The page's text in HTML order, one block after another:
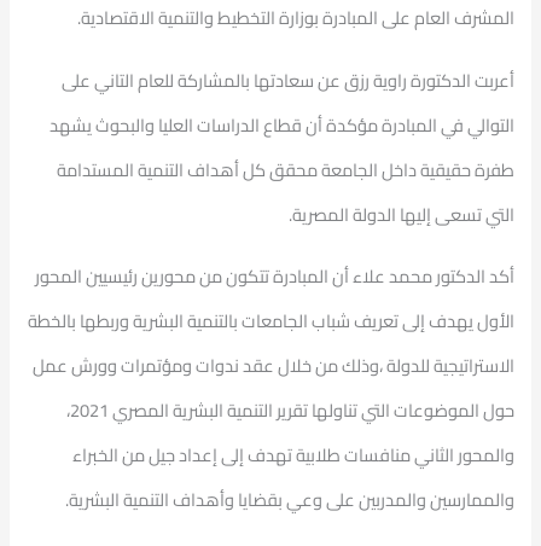
المشرف العام على المبادرة بوزارة التخطيط والتنمية الاقتصادية.
أعربت الدكتورة راوية رزق عن سعادتها بالمشاركة للعام التاني على
التوالي في المبادرة مؤكدة أن قطاع الدراسات العليا والبحوث يشهد
طفرة حقيقية داخل الجامعة محقق كل أهداف التنمية المستدامة
التي تسعى إليها الدولة المصرية.
أكد الدكتور محمد علاء أن المبادرة تتكون من محورين رئيسيين المحور
الأول يهدف إلى تعريف شباب الجامعات بالتنمية البشرية وربطها بالخطة
الاستراتيجية للدولة ،وذلك من خلال عقد ندوات ومؤتمرات وورش عمل
حول الموضوعات التي تناولها تقرير التنمية البشرية المصري 2021،
والمحور الثاني منافسات طلابية تهدف إلى إعداد جيل من الخبراء
والممارسين والمدربين على وعي بقضايا وأهداف التنمية البشرية.